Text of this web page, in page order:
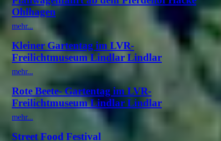
Ohlhagen
mehr...
Kleiner Gartentag im LVR-
Freilichtmuseum Lindlar Lindlar
mehr...
Rote Beete- Gartentag im LVR-
Freilichtmuseum Lindlar Lindlar
mehr...
Street Food Festival